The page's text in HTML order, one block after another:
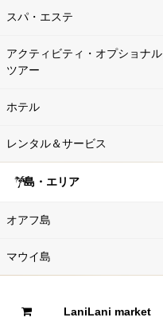
スパ・エステ
アクティビティ・オプショナル
ツアー
ホテル
レンタル＆サービス
島・エリア
オアフ島
マウイ島
LaniLani market